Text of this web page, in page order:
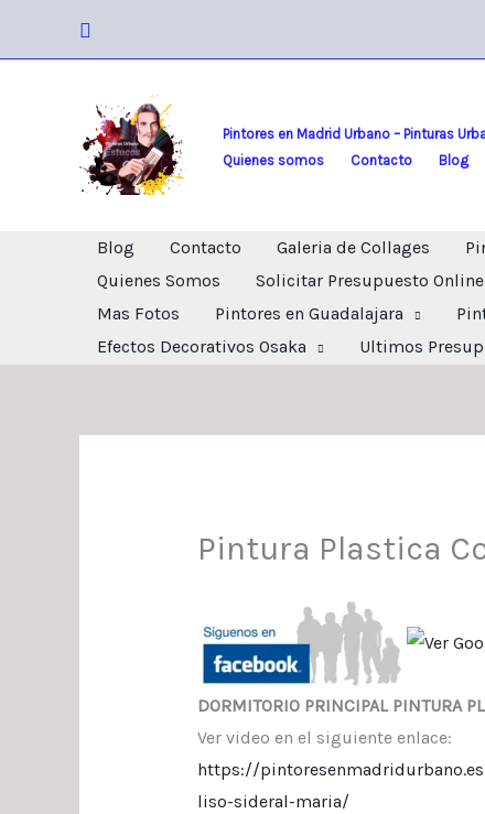
Buscar
Pintores en Madrid Urbano – Pinturas
Quienes somos
Contacto Blog
Blog Contacto Galeria de Collages
Quienes Somos
Solicitar Presupuesto Online
Mas Fotos
Pintores en Guadalajara
Efectos Decorativos Osaka
Ultimos
Pintura Plastica
DORMITORIO PRINCIPAL PINTURA
Ver video en el siguiente enlace:
https://
liso-sideral-maria/